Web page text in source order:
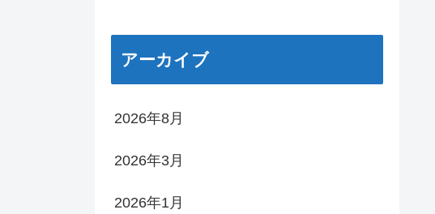
アーカイブ
2026年8月
2026年3月
2026年1月